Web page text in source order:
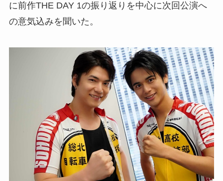
に前作THE DAY 1の振り返りを中心に次回公演へ
の意気込みを聞いた。